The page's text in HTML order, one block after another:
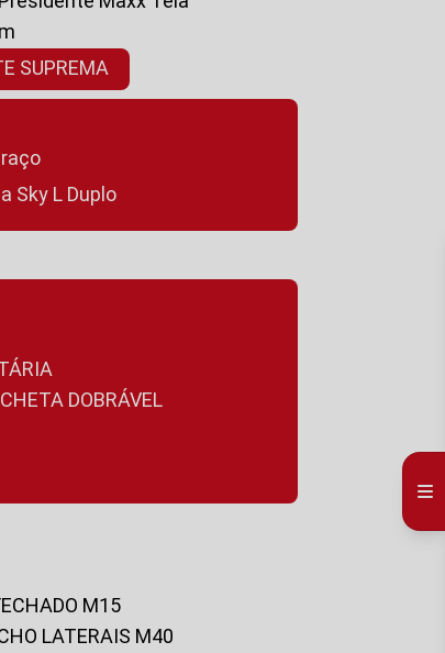
SUPREMA
Sky L Duplo
DOBRÁVEL
M15
LATERAIS M40